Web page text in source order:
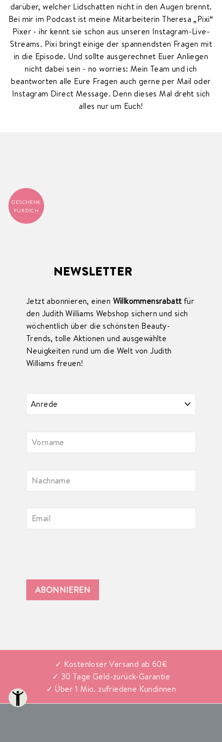
darüber, welcher Lidschatten nicht in den Augen brennt.
Bei mir im Podcast ist meine Mitarbeiterin Theresa „Pixi“
Pixer - ihr kennt sie schon aus unseren Instagram-Live-
Streams. Pixi bringt einige der spannendsten Fragen mit
in die Episode. Und sollte ausgerechnet Euer Anliegen
nicht dabei sein - no worries: Mein Team und ich
beantworten alle Eure Fragen auch gerne per Mail oder
Instagram Direct Message. Denn dieses Mal dreht sich
alles nur um Euch!
GESCHENK
FÜR DICH
NEWSLETTER
Jetzt abonnieren, einen Willkommensrabattfür
den Judith Williams Webshop sichern und sich
wöchentlich über die schönsten Beauty-
Trends, tolle Aktionen und ausgewählte
Neuigkeiten rund um die Welt von Judith
Williams freuen!
ABONNIEREN
✓ Kostenloser Versand ab 60€
✓ 30 Tage Geld-zurück-Garantie
✓ Über 1 Mio. zufriedene Kundinnen